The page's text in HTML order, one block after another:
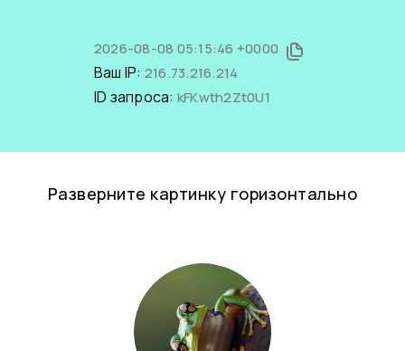
2026-08-08 05:15:46 +0000
Ваш IP: 216.73.216.214
ID запроса: kFKwth2Zt0U1
Разверните картинку горизонтально